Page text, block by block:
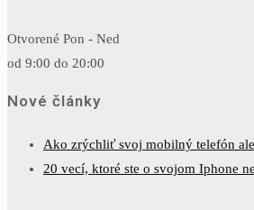
Otvorené Pon - Ned
od 9:00 do 20:00
Nové články
Ako zrýchliť svoj mobilný telefón
20 vecí, ktoré ste o svojom Iphone